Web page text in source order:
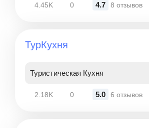
4.45K 0 4.7 8 отзывов
ТурКухня
Туристическая Кухня
2.18K 0 5.0 6 отзывов